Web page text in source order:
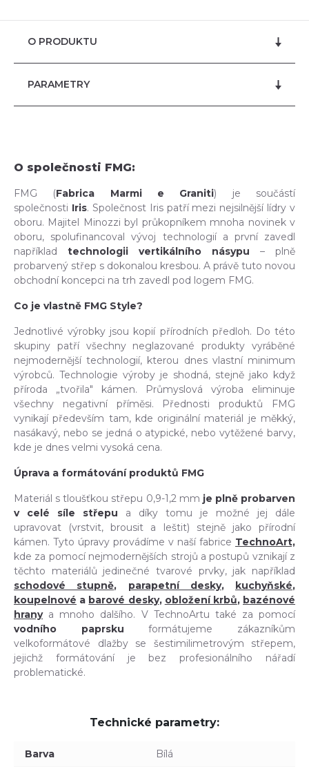
O PRODUKTU
PARAMETRY
O společnosti FMG:
FMG (Fabrica Marmi e Graniti) je součástí
společnosti Iris. Společnost Iris patří mezi nejsilnější lídry v
oboru. Majitel Minozzi byl průkopníkem mnoha novinek v
oboru, spolufinancoval vývoj technologií a první zavedl
například technologii vertikálního násypu – plně
probarvený střep s dokonalou kresbou. A právě tuto novou
obchodní koncepci na trh zavedl pod logem FMG.
Co je vlastně FMG Style?
Jednotlivé výrobky jsou kopií přírodních předloh. Do této
skupiny patří všechny neglazované produkty vyráběné
nejmodernější technologií, kterou dnes vlastní minimum
výrobců. Technologie výroby je shodná, stejně jako když
příroda „tvořila" kámen. Průmyslová výroba eliminuje
všechny negativní příměsi. Přednosti produktů FMG
vynikají především tam, kde originální materiál je měkký,
nasákavý, nebo se jedná o atypické, nebo vytěžené barvy,
kde je dnes velmi vysoká cena.
Úprava a formátování produktů FMG
Materiál s tloušťkou střepu 0,9-1,2 mm je plně probarven
v celé síle střepu a díky tomu je možné jej dále
upravovat (vrstvit, brousit a leštit) stejně jako přírodní
kámen. Tyto úpravy provádíme v naší fabrice TechnoArt,
kde za pomocí nejmodernějších strojů a postupů vznikají z
těchto materiálů jedinečné tvarové prvky, jak například
schodové stupně, parapetní desky, kuchyňské,
koupelnové a barové desky, obložení krbů, bazénové
hranya mnoho dalšího. V TechnoArtu také za pomocí
vodního paprsku formátujeme zákazníkům
velkoformátové dlažby se šestimilimetrovým střepem,
jejichž formátování je bez profesionálního nářadí
problematické.
Technické parametry:
Barva Bílá